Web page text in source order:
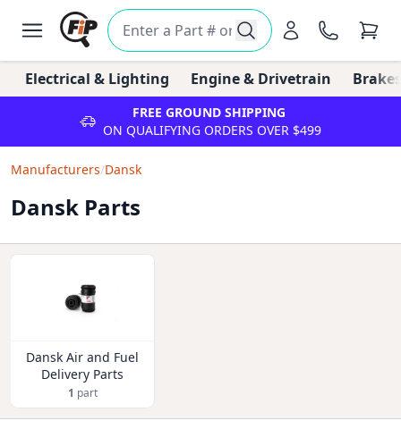
Electrical & Lighting Engine & Drivetrain
FREE GROUND SHIPPING
ON QUALIFYING ORDERS OVER $499
Manufacturers/Dansk
Dansk Parts
Dansk Air and Fuel
Delivery Parts
1 part